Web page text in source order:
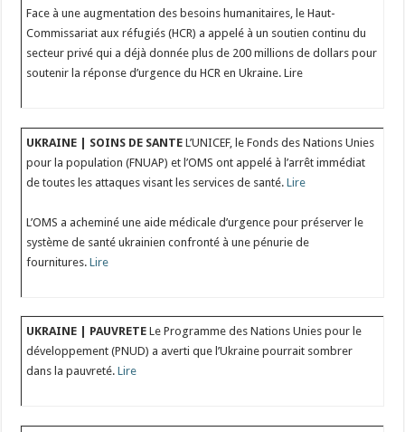
Face à une augmentation des besoins humanitaires, le Haut-
Commissariat aux réfugiés (HCR) a appelé à un soutien continu du
secteur privé qui a déjà donnée plus de 200 millions de dollars pour
soutenir la réponse d’urgence du HCR en Ukraine. Lire
UKRAINE | SOINS DE SANTE L’UNICEF, le Fonds des Nations Unies
pour la population (FNUAP) et l’OMS ont appelé à l’arrêt immédiat
de toutes les attaques visant les services de santé.Lire
L’OMS a acheminé une aide médicale d’urgence pour préserver le
système de santé ukrainien confronté à une pénurie de
fournitures.Lire
UKRAINE | PAUVRETE Le Programme des Nations Unies pour le
développement (PNUD) a averti que l’Ukraine pourrait sombrer
dans la pauvreté.Lire